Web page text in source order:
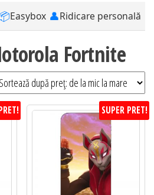
Easybox 👤Ridicare personală
Fortnite
Sortat
SUPER PRET!